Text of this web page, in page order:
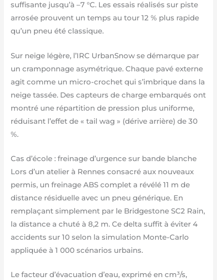
suffisante jusqu’à –7 °C. Les essais réalisés sur piste
arrosée prouvent un temps au tour 12 % plus rapide
qu’un pneu été classique.
Sur neige légère, l’IRC UrbanSnow se démarque par
un cramponnage asymétrique. Chaque pavé externe
agit comme un micro-crochet qui s’imbrique dans la
neige tassée. Des capteurs de charge embarqués ont
montré une répartition de pression plus uniforme,
réduisant l’effet de « tail wag » (dérive arrière) de 30
%.
Cas d’école : freinage d’urgence sur bande blanche
Lors d’un atelier à Rennes consacré aux nouveaux
permis, un freinage ABS complet a révélé 11 m de
distance résiduelle avec un pneu générique. En
remplaçant simplement par le Bridgestone SC2 Rain,
la distance a chuté à 8,2 m. Ce delta suffit à éviter 4
accidents sur 10 selon la simulation Monte-Carlo
appliquée à 1 000 scénarios urbains.
Le facteur d’évacuation d’eau, exprimé en cm³/s,